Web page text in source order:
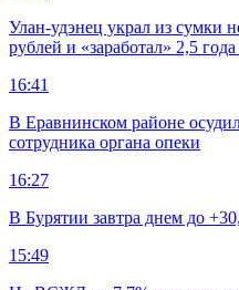
Улан-удэнец украл из сумки
рублей и «заработал» 2,5
16:41
В Еравнинском районе
сотрудника органа опеки
16:27
В Бурятии завтра днем до
15:49